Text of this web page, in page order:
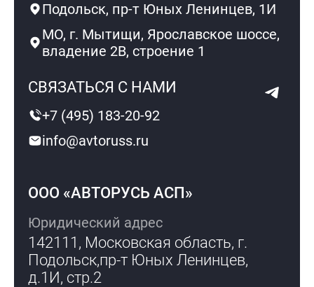
Подольск, пр-т Юных Ленинцев, 1И
МО, г. Мытищи, Ярославское шоссе,
владение 2В, строение 1
СВЯЗАТЬСЯ С НАМИ
+7 (495) 183-20-92
info@avtoruss.ru
ООО «АВТОРУСЬ АСП»
Юридический адрес
142111, Московская область, г.
Подольск,пр-т Юных Ленинцев,
д.1И, стр.2